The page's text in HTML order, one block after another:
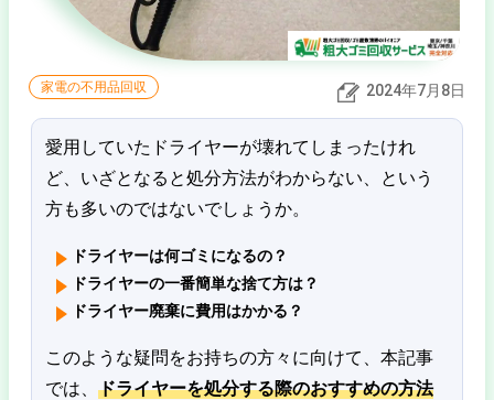
家電の不用品回収 2024年7月8日
愛用していたドライヤーが壊れてしまったけれ
ど、いざとなると処分方法がわからない、という
方も多いのではないでしょうか。
ドライヤーは何ゴミになるの？
ドライヤーの一番簡単な捨て方は？
ドライヤー廃棄に費用はかかる？
このような疑問をお持ちの方々に向けて、本記事
では、 ドライヤーを処分する際のおすすめの方法